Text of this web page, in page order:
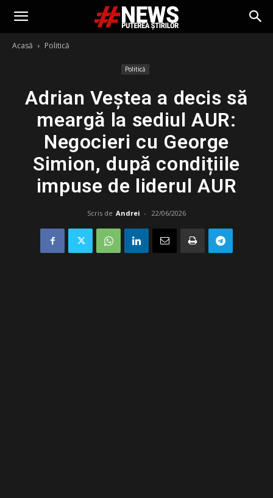
Acasă Politică
Politică
Adrian Veștea a decis să
meargă la sediul AUR:
Negocieri cu George
Simion, după condițiile
impuse de liderul AUR
Scris de Andrei - 22/06/2026